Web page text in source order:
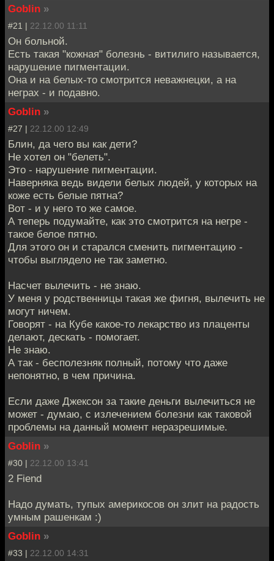
Goblin »
#21 | 22.12.00 11:11
Он больной.
Есть такая "кожная" болезнь - витилиго называется,
нарушение пигментации.
Она и на белых-то смотрится неважнецки, а на
неграх - и подавно.
Goblin »
#27 | 22.12.00 12:49
Блин, да чего вы как дети?
Не хотел он "белеть".
Это - нарушение пигментации.
Наверняка ведь видели белых людей, у которых на
коже есть белые пятна?
Вот - и у него то же самое.
А теперь подумайте, как это смотрится на негре -
такое белое пятно.
Для этого он и старался сменить пигментацию -
чтобы выглядело не так заметно.
Насчет вылечить - не знаю.
У меня у родственницы такая же фигня, вылечить не
могут ничем.
Говорят - на Кубе какое-то лекарство из плаценты
делают, дескать - помогает.
Не знаю.
А так - бесполезняк полный, потому что даже
непонятно, в чем причина.
Если даже Джексон за такие деньги вылечиться не
может - думаю, с излечением болезни как таковой
проблемы на данный момент неразрешимые.
Goblin »
#30 | 22.12.00 13:41
2 Fiend
Надо думать, тупых америкосов он злит на радость
умным рашенкам :)
Goblin »
#33 | 22.12.00 14:31